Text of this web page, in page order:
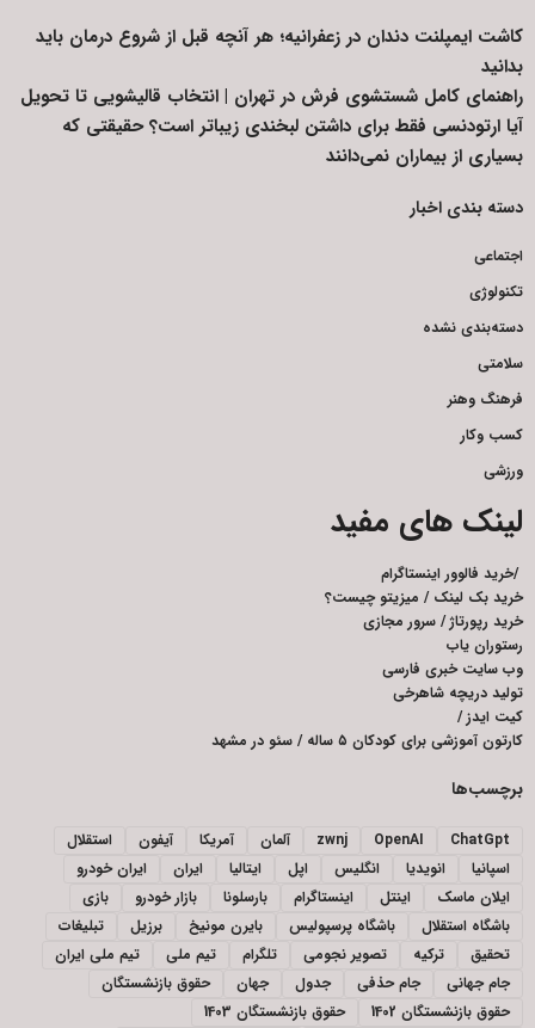
کاشت ایمپلنت دندان در زعفرانیه؛ هر آنچه قبل از شروع درمان باید
بدانید
راهنمای کامل شستشوی فرش در تهران | انتخاب قالیشویی تا تحویل
آیا ارتودنسی فقط برای داشتن لبخندی زیباتر است؟ حقیقتی که
بسیاری از بیماران نمی‌دانند
دسته بندی اخبار
اجتماعی
تکنولوژی
دسته‌بندی نشده
سلامتی
فرهنگ وهنر
کسب وکار
ورزشی
لینک های مفید
/خرید فالوور اینستاگرام
خرید بک لینک / میزیتو چیست؟
خرید رپورتاژ/ سرور مجازی
رستوران یاب
وب سایت خبری فارسی
تولید دریچه شاهرخی
کیت ایدز/
کارتون آموزشی برای کودکان ۵ ساله
/ سئو در مشهد
برچسب‌ها
ChatGpt
OpenAI
zwnj آلمان آمریکا آیفون
استقلال
اسپانیا
انویدیا انگلیس اپل ایتالیا ایران
ایران خودرو
ایلان ماسک
اینتل اینستاگرام بارسلونا بازار خودرو
بازی
باشگاه استقلال
باشگاه پرسپولیس بایرن مونیخ برزیل
تبلیغات
تحقیق
ترکیه تصویر نجومی تلگرام تیم ملی
تیم ملی ایران
جام جهانی
جام حذفی جدول جهان
حقوق بازنشستگان
حقوق بازنشستگان 1402
حقوق بازنشستگان 1403